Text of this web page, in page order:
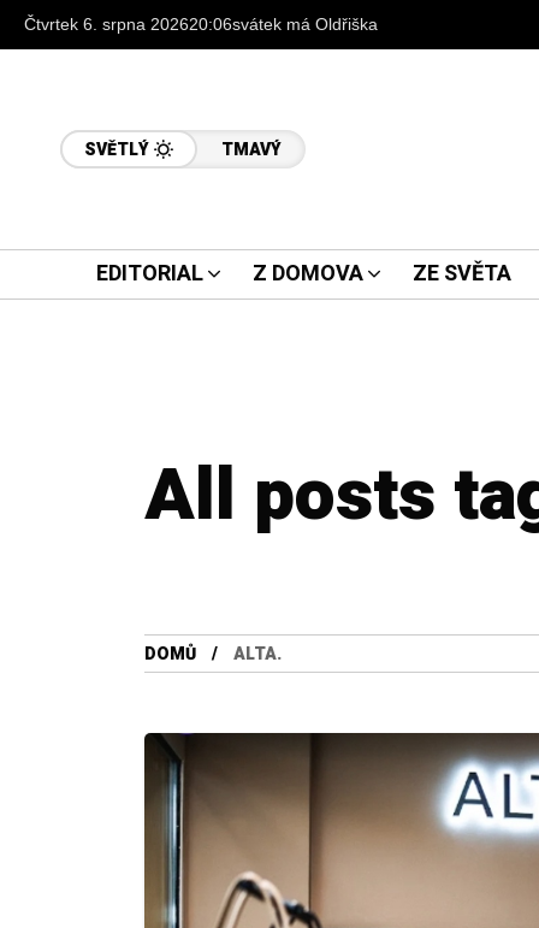
Čtvrtek 6. srpna 202620:06svátek má Oldřiška
SVĚTLÝ TMAVÝ
EDITORIAL Z DOMOVA ZE SVĚTA
All posts
DOMŮ ALTA.